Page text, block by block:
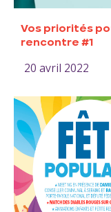
Vos priorités
rencontre #1
20 avril 2022